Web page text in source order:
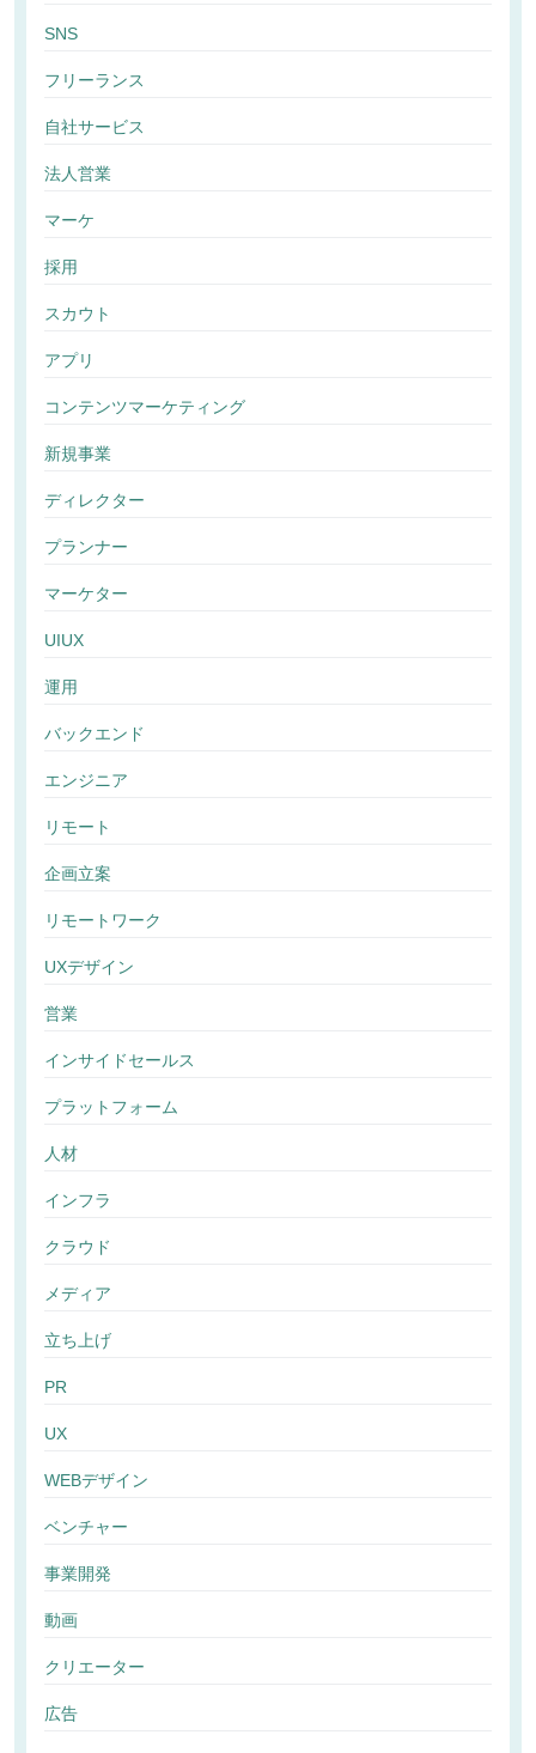
SNS
フリーランス
自社サービス
法人営業
マーケ
採用
スカウト
アプリ
コンテンツマーケティング
新規事業
ディレクター
プランナー
マーケター
UIUX
運用
バックエンド
エンジニア
リモート
企画立案
リモートワーク
UXデザイン
営業
インサイドセールス
プラットフォーム
人材
インフラ
クラウド
メディア
立ち上げ
PR
UX
WEBデザイン
ベンチャー
事業開発
動画
クリエーター
広告